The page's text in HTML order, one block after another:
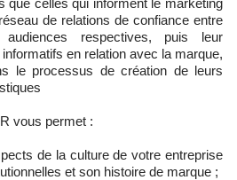
que celles qui informent le marketing
de relations de confiance entre
respectives, puis leur
en relation avec la marque,
le processus de création de leurs
vous permet :
de la culture de votre entreprise
et son histoire de marque ;